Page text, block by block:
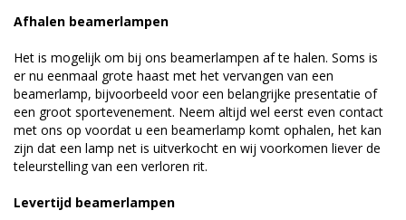
Afhalen beamerlampen
Het is mogelijk om bij ons beamerlampen af te halen. Soms is
er nu eenmaal grote haast met het vervangen van een
beamerlamp, bijvoorbeeld voor een belangrijke presentatie of
een groot sportevenement. Neem altijd wel eerst even contact
met ons op voordat u een beamerlamp komt ophalen, het kan
zijn dat een lamp net is uitverkocht en wij voorkomen liever de
teleurstelling van een verloren rit.
Levertijd beamerlampen